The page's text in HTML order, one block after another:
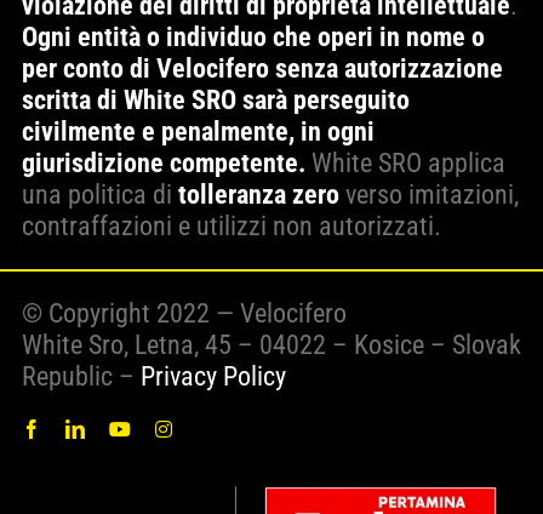
Ogni entità o individuo che operi in nome o
per conto di Velocifero senza autorizzazione
scritta di White SRO sarà perseguito
civilmente e penalmente, in ogni
giurisdizione competente. White SRO applica
una politica di tolleranza zero verso imitazioni,
contraffazioni e utilizzi non autorizzati.
© Copyright 2022 — Velocifero
White Sro, Letna, 45 – 04022 – Kosice – Slovak
Republic – Privacy Policy